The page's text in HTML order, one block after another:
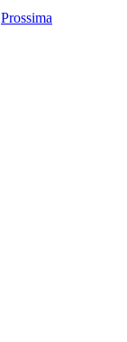
Prossima